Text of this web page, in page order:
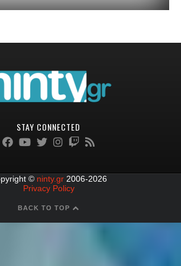
STAY CONNECTED
© ninty.gr 2006-2026
Privacy Policy
BACK TO TOP